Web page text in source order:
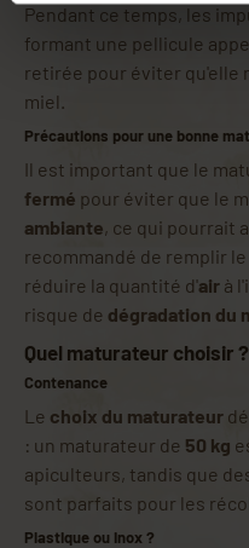
Pendant ce temps, les
formant une pellicule
retirée pour éviter qu'elle
miel.
Précautions pour une bonne
Il est important que le
fermé pour éviter que le
ambiante, ce qui pourrait
recommandé de remplir
réduire la quantité d'air à
risque de dégradation du
Quel maturateur choisir ?
Contenance
Le choix du maturateur
: un maturateur de 50 kg
apiculteurs, tandis que
sont parfaits pour les
Plastique ou inox ?